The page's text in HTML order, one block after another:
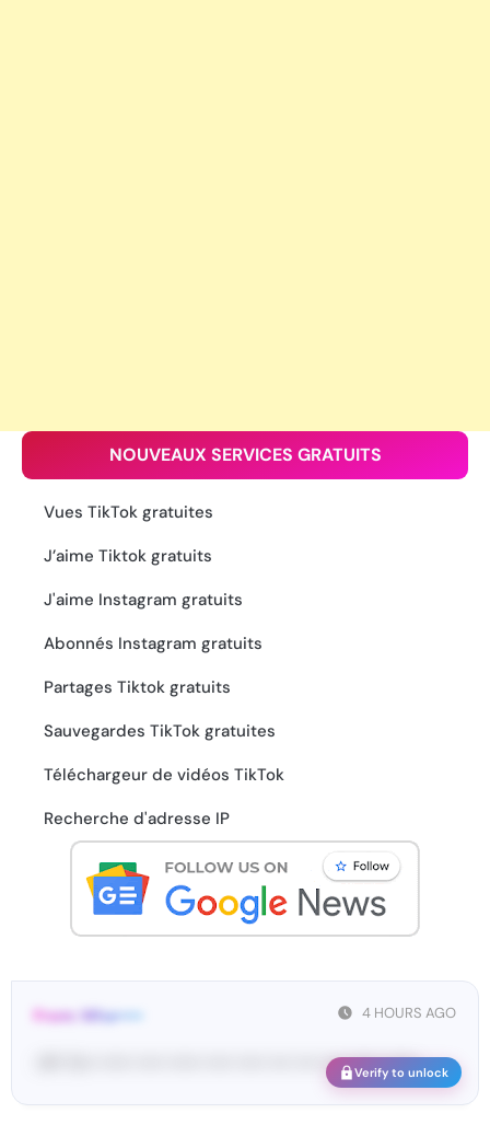
NOUVEAUX SERVICES GRATUITS
Vues TikTok gratuites
J’aime Tiktok gratuits
J'aime Instagram gratuits
Abonnés Instagram gratuits
Partages Tiktok gratuits
Sauvegardes TikTok gratuites
Téléchargeur de vidéos TikTok
Recherche d'adresse IP
4 HOURS AGO
From: Wha•••••
<#• Yo•• •••••• ••••• •••••• ••••• ••••• •••• •••• •••• •••••• ••••••
Verify to unlock